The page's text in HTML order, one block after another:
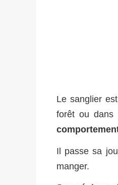
Le sanglier
forêt ou dans
Il passe sa
manger.